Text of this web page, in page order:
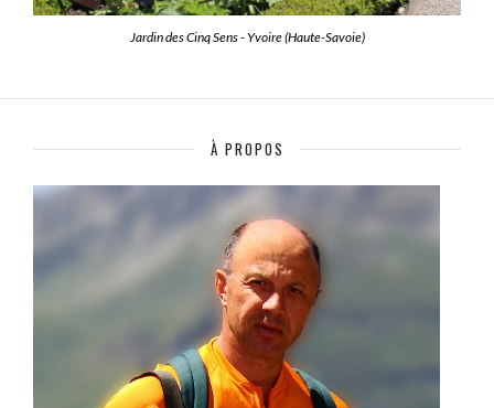
Jardin des Cinq Sens - Yvoire (Haute-Savoie)
À PROPOS